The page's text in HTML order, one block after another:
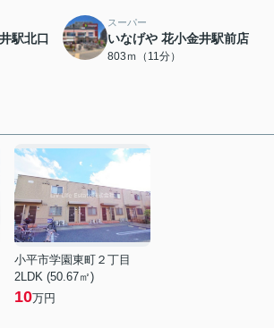
駅北口
スーパー
いなげや 花小金井駅前店
803ｍ（11分）
小平市学園東町２丁目
2LDK (50.67㎡)
10万円